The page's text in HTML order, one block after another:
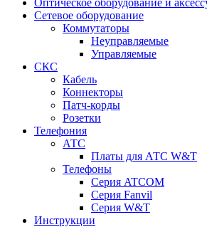
Оптическое оборудование и
Сетевое оборудование
Коммутаторы
Неуправляемые
Управляемые
СКС
Кабель
Коннекторы
Патч-корды
Розетки
Телефония
АТС
Платы для АТС W&T
Телефоны
Серия ATCOM
Серия Fanvil
Серия W&T
Инструкции